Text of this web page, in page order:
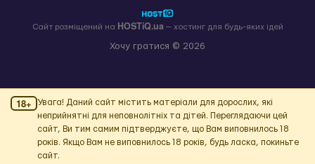
Хочу гратися © 2026
Сайт розміщений на HOSTiQ.ua— хостинг для будь-яких ідей
18+
Увага! Даний сайт містить матеріали для дорослих, які
неприйнятні для неповнолітніх та дітей. Переглядаючи цей
сайт, Ви тим самим підтверджуєте, що Вам виповнилось 18
років. Якщо Вам не виповнилось 18 років, будь ласка, покиньте
сайт.